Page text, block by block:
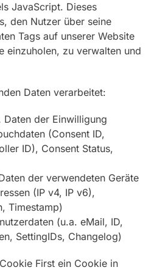
JavaScript. Dieses
den Nutzer über seine
Tags auf unserer Website
einzuholen, zu verwalten und
Daten verarbeitet:
Daten der Einwilligung
(Consent ID,
ID), Consent Status,
der verwendeten Geräte
(IP v4, IP v6),
Timestamp)
(u.a. eMail, ID,
SettingIDs, Changelog)
First ein Cookie in